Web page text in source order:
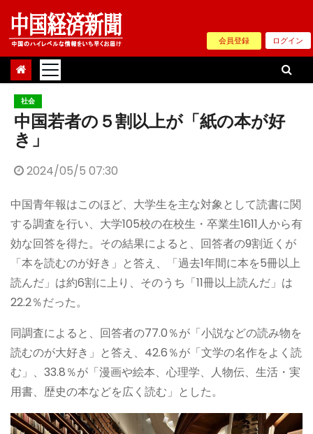
Skip
content
会員登録 ログイン
社会
中国若者の５割以上が「紙の本が好
き」
2024/05/5 07:30
中国青年報はこのほど、大学生を主な対象として読書に関
する調査を行い、大学105校の在校生・卒業生1611人から有
効な回答を得た。その結果によると、回答者の9割近くが
「本を読むのが好き」と答え、「過去1年間に本を5冊以上
読んだ」は約6割に上り、そのうち「11冊以上読んだ」は
22.2％だった。
同調査によると、回答者の77.0％が「小説などの読み物を
読むのが大好き」と答え、42.6％が「文学の名作をよく読
む」、33.8％が「漫画や絵本、心理学、人物伝、生活・実
用書、歴史の本などを広く読む」とした。